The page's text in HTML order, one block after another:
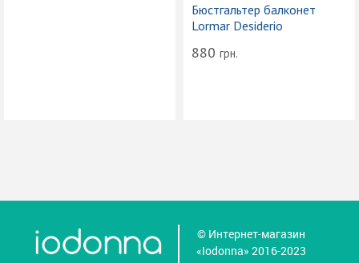
Бюстгальтер балконет
Lormar Desiderio
880 грн.
© Интернет-магазин
«Iodonna» 2016-2023